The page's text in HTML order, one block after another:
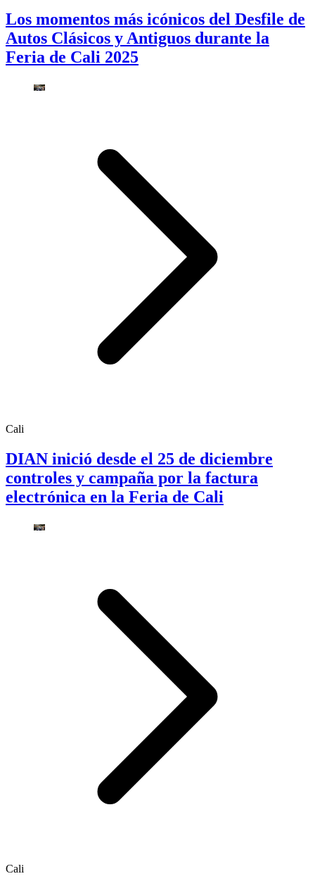
Los momentos más icónicos del Desfile de
Autos Clásicos y Antiguos durante la
Feria de Cali 2025
Cali
DIAN inició desde el 25 de diciembre
controles y campaña por la factura
electrónica en la Feria de Cali
Cali